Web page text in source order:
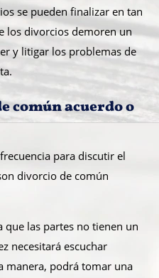
se pueden finalizar en tan
los divorcios demoren un
y litigar los problemas de
común acuerdo o
para discutir el
divorcio de común
las partes no tienen un
necesitará escuchar
manera, podrá tomar una